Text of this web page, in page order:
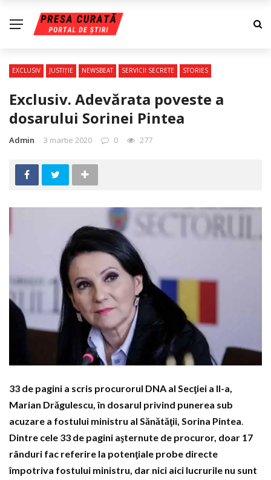
EXCLUSIV JUSTIŢIE NEWSBEAT SERVICII SECRETE STORIES
Exclusiv. Adevărata poveste a
dosarului Sorinei Pintea
Admin 3 martie 2020 0 277
33 de pagini a scris procurorul DNA al Secţiei a II-a,
Marian Drăgulescu, în dosarul privind punerea sub
acuzare a fostului ministru al Sănătăţii, Sorina Pintea.
Dintre cele 33 de pagini aşternute de procuror, doar 17
rânduri fac referire la potenţiale probe directe
împotriva fostului ministru, dar nici aici lucrurile nu sunt